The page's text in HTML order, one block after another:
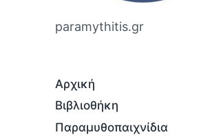
paramythitis.gr
Αρχική
Βιβλιοθήκη
Παραμυθοπαιχνίδια